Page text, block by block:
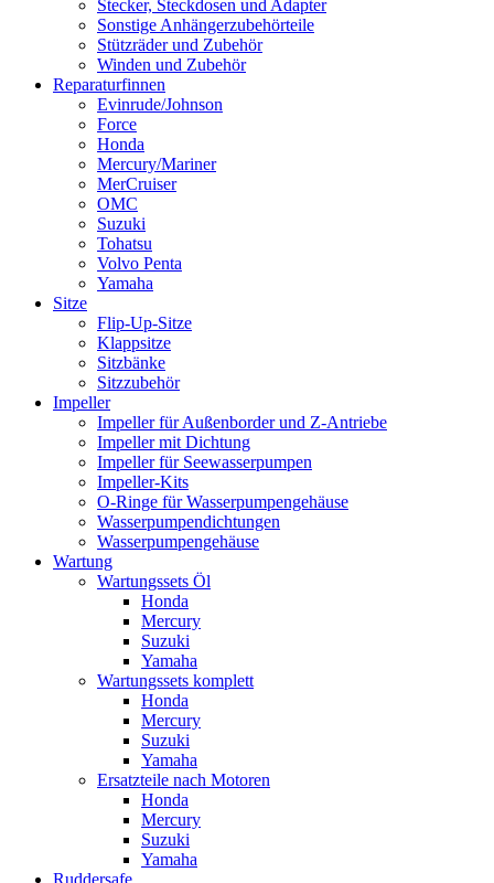
Stecker, Steckdosen und Adapter
Sonstige Anhängerzubehörteile
Stützräder und Zubehör
Winden und Zubehör
Reparaturfinnen
Evinrude/Johnson
Force
Honda
Mercury/Mariner
MerCruiser
OMC
Suzuki
Tohatsu
Volvo Penta
Yamaha
Sitze
Flip-Up-Sitze
Klappsitze
Sitzbänke
Sitzzubehör
Impeller
Impeller für Außenborder und Z-Antriebe
Impeller mit Dichtung
Impeller für Seewasserpumpen
Impeller-Kits
O-Ringe für Wasserpumpengehäuse
Wasserpumpendichtungen
Wasserpumpengehäuse
Wartung
Wartungssets Öl
Honda
Mercury
Suzuki
Yamaha
Wartungssets komplett
Honda
Mercury
Suzuki
Yamaha
Ersatzteile nach Motoren
Honda
Mercury
Suzuki
Yamaha